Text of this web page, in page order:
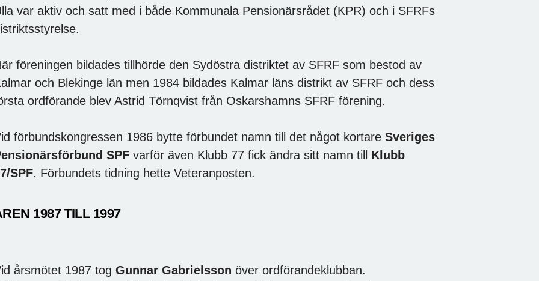
var aktiv och satt med i både Kommunala Pensionärsrådet (KPR) och i SFRFs
föreningen bildades tillhörde den Sydöstra distriktet av SFRF som bestod av
och Blekinge län men 1984 bildades Kalmar läns distrikt av SFRF och dess
ordförande blev Astrid Törnqvist från Oskarshamns SFRF förening.
förbundskongressen 1986 bytte förbundet namn till det något kortare Sveriges
SPF varför även Klubb 77 fick ändra sitt namn till Klubb
SPF. Förbundets tidning hette Veteranposten.
1987 TILL 1997
årsmötet 1987 tog Gunnar Gabrielsson över ordförandeklubban.